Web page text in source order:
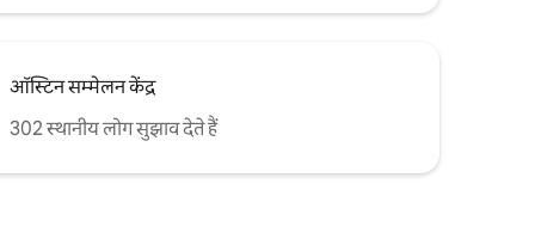
ऑस्टिन सम्मेलन केंद्र
302 स्थानीय लोग सुझाव देते हैं